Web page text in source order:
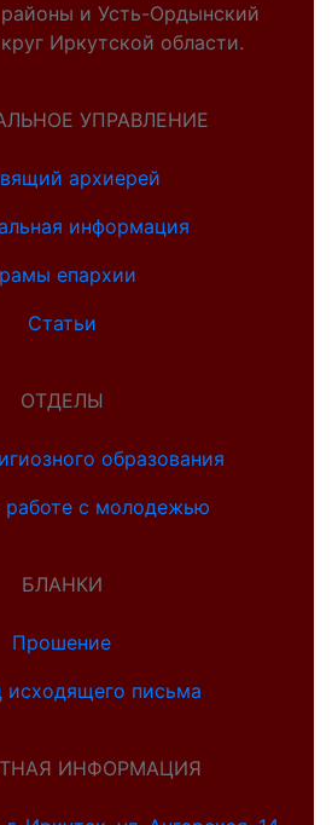
и Усть-Ордынский
Иркутской области.
УПРАВЛЕНИЕ
архиерей
информация
епархии
Статьи
ОТДЕЛЫ
образования
работе с молодежью
БЛАНКИ
Прошение
исходящего письма
ИНФОРМАЦИЯ